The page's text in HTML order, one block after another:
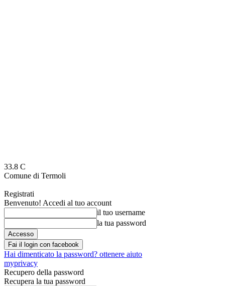
33.8 C
Comune di Termoli
Registrati
Benvenuto! Accedi al tuo account
il tuo username
la tua password
Fai il login con facebook
Hai dimenticato la password? ottenere aiuto
myprivacy
Recupero della password
Recupera la tua password